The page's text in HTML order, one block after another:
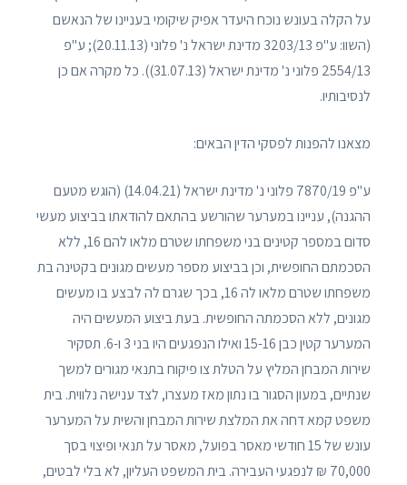
על הקלה בעונש נוכח היעדר אפיק שיקומי בעניינו של הנאשם
(השוו: ע"פ 3203/13 מדינת ישראל נ' פלוני (20.11.13); ע"פ
2554/13 פלוני נ' מדינת ישראל (31.07.13)). כל מקרה אם כן
לנסיבותיו.
מצאנו להפנות לפסקי הדין הבאים:
ע"פ 7870/19 פלוני נ' מדינת ישראל (14.04.21) (הוגש מטעם
ההגנה), עניינו במערער שהורשע בהתאם להודאתו בביצוע מעשי
סדום במספר קטינים בני משפחתו שטרם מלאו להם 16, ללא
הסכמתם החופשית, וכן בביצוע מספר מעשים מגונים בקטינה בת
משפחתו שטרם מלאו לה 16, בכך שגרם לה לבצע בו מעשים
מגונים, ללא הסכמתה החופשית. בעת ביצוע המעשים היה
המערער קטין כבן 15-16 ואילו הנפגעים היו בני 3 ו-6. תסקיר
שירות המבחן המליץ על הטלת צו פיקוח בתנאי מגורים למשך
שנתיים, במעון הסגור בו נתון מאז מעצרו, לצד ענישה נלווית. בית
משפט קמא דחה את המלצת שירות המבחן והשית על המערער
עונש של 15 חודשי מאסר בפועל, מאסר על תנאי ופיצוי בסך
70,000 ₪ לנפגעי העבירה. בית המשפט העליון, לא בלי לבטים,